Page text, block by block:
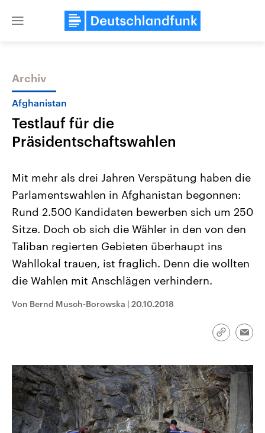
Close
Themen
Landtagswahl Sachsen-Anhalt
2026
Alle Informationen
Sachsen-Anhalt wählt am 6.
September 2026 einen neuen
Landtag. Seit 2021 wird das
Bundesland von einer Koalition aus
Umfragen, Prognosen,
und Hintergründe zu den Parteien
und Kandidaten der anstehenden
USA
Aktuelle Beiträge,
Hintergründe
Wirtschaftlich und
gehören die Vereinigten
den mächtigsten Ländern
mit großem Einfluss auf
Sendungen Programm Podcasts
Archiv
Afghanistan
Testlauf für die
Präsidentschaftswahlen
Mit mehr als drei Jahren Verspätung haben die
Parlamentswahlen in Afghanistan begonnen:
Rund 2.500 Kandidaten bewerben sich um 250
Sitze. Doch ob sich die Wähler in den von den
Taliban regierten Gebieten überhaupt ins
Wahllokal trauen, ist fraglich. Denn die wollten
die Wahlen mit Anschlägen verhindern.
Von Bernd Musch-Borowska | 20.10.2018
Link